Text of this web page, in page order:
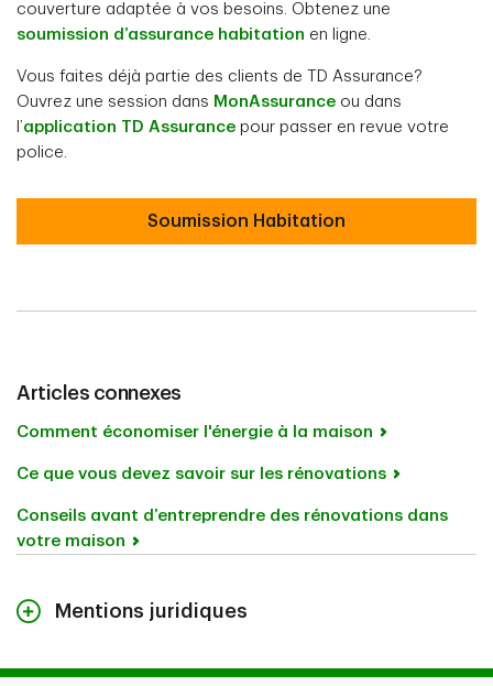
couverture adaptée à vos besoins. Obtenez une
soumission d’assurance habitation en ligne.
Vous faites déjà partie des clients de TD Assurance?
Ouvrez une session dans MonAssurance ou dans
l’application TD Assurance pour passer en revue votre
police.
Soumission Habitation
Articles connexes
Comment économiser l'énergie à la maison
Ce que vous devez savoir sur les rénovations
Conseils avant d’entreprendre des rénovations dans
votre maison
Mentions juridiques
Le contenu de cette page est offert à titre informatif seulement